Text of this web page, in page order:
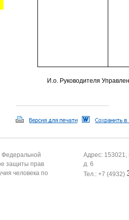
И.о. Руководителя
защиты прав
человека по
Адрес: 153021,
д. 6
Тел.: +7 (4932)